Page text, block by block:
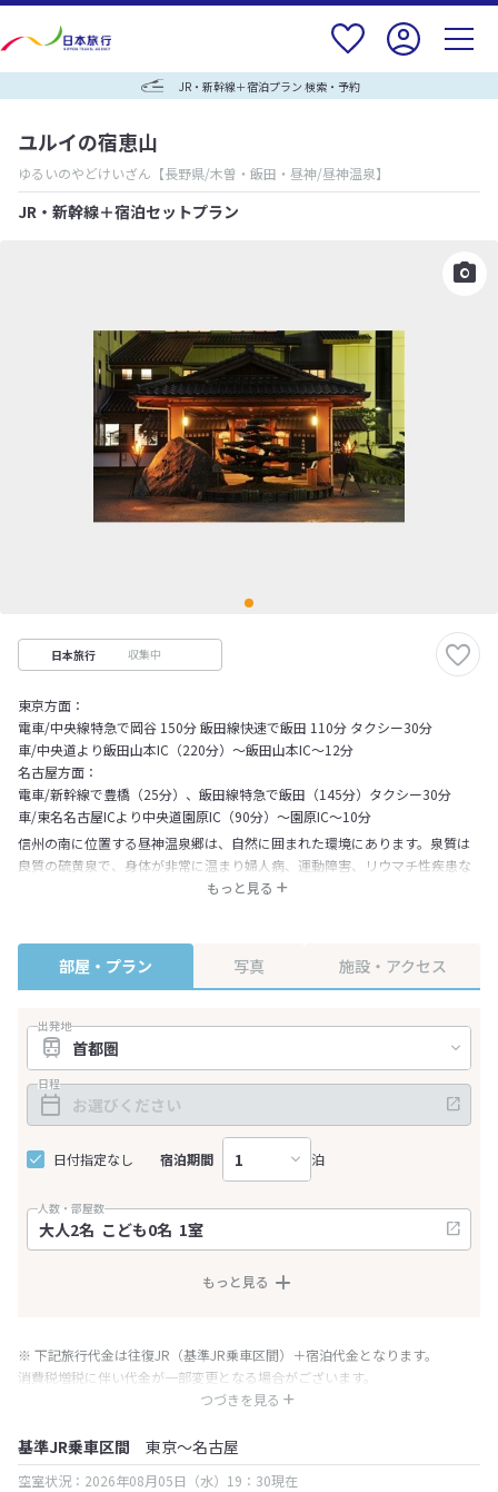
JR・新幹線＋宿泊プラン 検索・予約
ユルイの宿恵山
ゆるいのやどけいざん 【長野県/木曽・飯田・昼神/昼神温泉】
JR・新幹線＋宿泊セットプラン
日本旅行 収集中
東京方面：
電車/中央線特急で岡谷 150分 飯田線快速で飯田 110分 タクシー30分
車/中央道より飯田山本IC（220分）～飯田山本IC～12分
名古屋方面：
電車/新幹線で豊橋（25分）、飯田線特急で飯田（145分）タクシー30分
車/東名名古屋ICより中央道園原IC（90分）～園原IC～10分
もっと見る
信州の南に位置する昼神温泉郷は、自然に囲まれた環境にあります。泉質は
良質の硫黄泉で、身体が非常に温まり婦人病、運動障害、リウマチ性疾患な
どに効果があります。 ご利用いただいたお客様にはユルイの宿の意味の通り
部屋・プラン 写真 施設・アクセス
出発地
日程
日付指定なし 宿泊期間 泊
人数・部屋数
もっと見る
つづきを見る
※ 下記旅行代金は往復JR（基準JR乗車区間）＋宿泊代金となります。
消費税増税に伴い代金が一部変更となる場合がございます。
※ 表示されている旅行代金・プラン内容は一定時間ごとに更新されます。最
基準JR乗車区間 東京～名古屋
空室状況：2026年08月05日（水）19：30現在